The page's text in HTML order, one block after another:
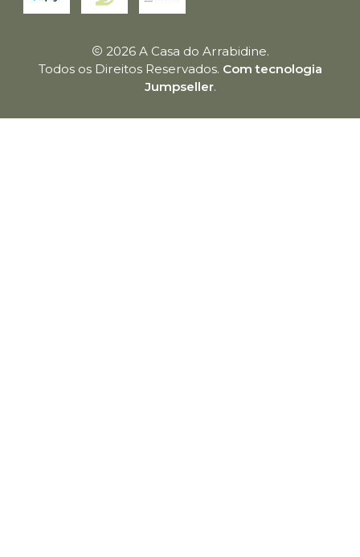
2026 A Casa do Arrabidine.
Todos os Direitos Reservados. Com tecnologia
Jumpseller.